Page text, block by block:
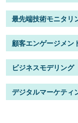
最先端技術モニタリ
顧客エンゲージメン
ビジネスモデリング
デジタルマーケティ